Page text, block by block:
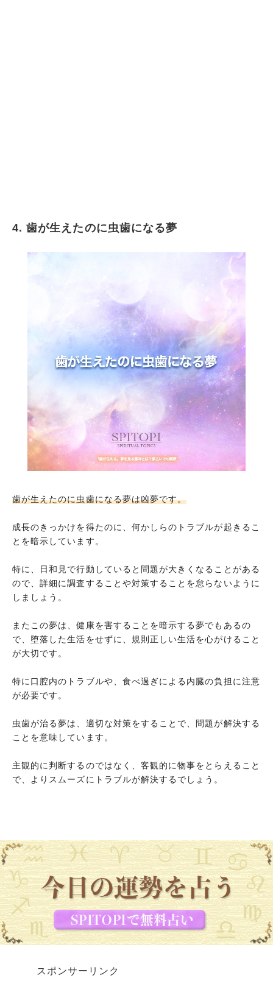
4. 歯が生えたのに虫歯になる夢
歯が生えたのに虫歯になる夢は凶夢です。
成長のきっかけを得たのに、何かしらのトラブルが起きるこ
とを暗示しています。
特に、日和見で行動していると問題が大きくなることがある
ので、詳細に調査することや対策することを怠らないように
しましょう。
またこの夢は、健康を害することを暗示する夢でもあるの
で、堕落した生活をせずに、規則正しい生活を心がけること
が大切です。
特に口腔内のトラブルや、食べ過ぎによる内臓の負担に注意
が必要です。
虫歯が治る夢は、適切な対策をすることで、問題が解決する
ことを意味しています。
主観的に判断するのではなく、客観的に物事をとらえること
で、よりスムーズにトラブルが解決するでしょう。
スポンサーリンク